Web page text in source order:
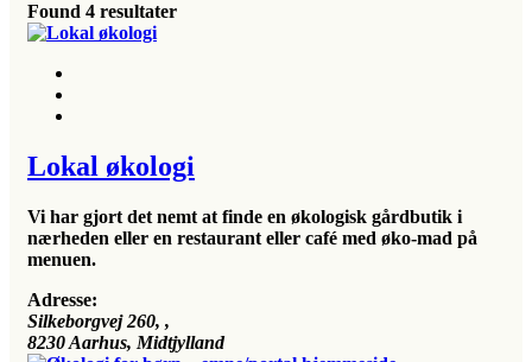
Found 4 resultater
Lokal økologi
Vi har gjort det nemt at finde en økologisk gårdbutik i
nærheden eller en restaurant eller café med øko-mad på
menuen.
Adresse:
Silkeborgvej 260, ,
8230Aarhus, Midtjylland